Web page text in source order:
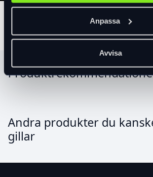
Anpassa
Avvisa
Andra produkter du
gillar